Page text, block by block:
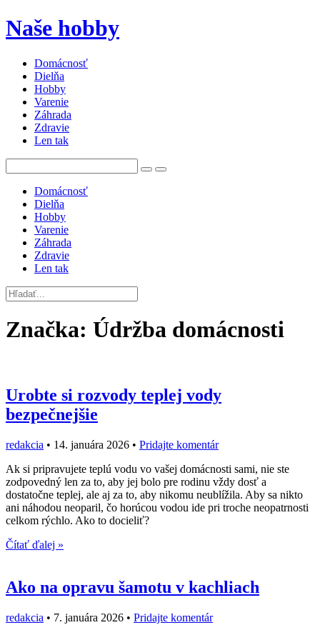
Naše hobby
Domácnosť
Dielňa
Hobby
Varenie
Záhrada
Zdravie
Len tak
Domácnosť
Dielňa
Hobby
Varenie
Záhrada
Zdravie
Len tak
Značka: Údržba domácnosti
Urobte si rozvody teplej vody
bezpečnejšie
redakcia • 14. januára 2026 • Pridajte komentár
Ak si pripravujete teplú vodu vo vašej domácnosti sami, nie ste
zodpovedný len za to, aby jej bolo pre rodinu vždy dosť a
dostatočne teplej, ale aj za to, aby nikomu neublížila. Aby sa nikto
ani náhodou neoparil, čo horúcou vodou ide pri troche neopatrnosti
celkom rýchlo. Ako to docieliť?
Čítať ďalej »
Ako na opravu šamotu v kachliach
redakcia • 7. januára 2026 • Pridajte komentár